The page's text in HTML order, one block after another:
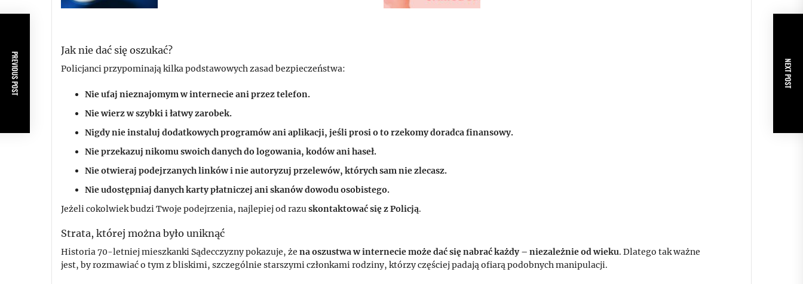
Jak nie dać się oszukać?
Policjanci przypominają kilka podstawowych zasad bezpieczeństwa:
Nie ufaj nieznajomym w internecie ani przez telefon.
Nie wierz w szybki i łatwy zarobek.
Nigdy nie instaluj dodatkowych programów ani aplikacji, jeśli prosi o to rzekomy doradca finansowy.
Nie przekazuj nikomu swoich danych do logowania, kodów ani haseł.
Nie otwieraj podejrzanych linków i nie autoryzuj przelewów, których sam nie zlecasz.
Nie udostępniaj danych karty płatniczej ani skanów dowodu osobistego.
Jeżeli cokolwiek budzi Twoje podejrzenia, najlepiej od razuskontaktować się z Policją.
Strata, której można było uniknąć
Historia 70-letniej mieszkanki Sądecczyzny pokazuje, że na oszustwa w internecie może dać się nabrać każdy – niezależnie od wieku. Dlatego tak ważne
jest, by rozmawiać o tym z bliskimi, szczególnie starszymi członkami rodziny, którzy częściej padają ofiarą podobnych manipulacji.
PREVIOUS POST NEXT POST